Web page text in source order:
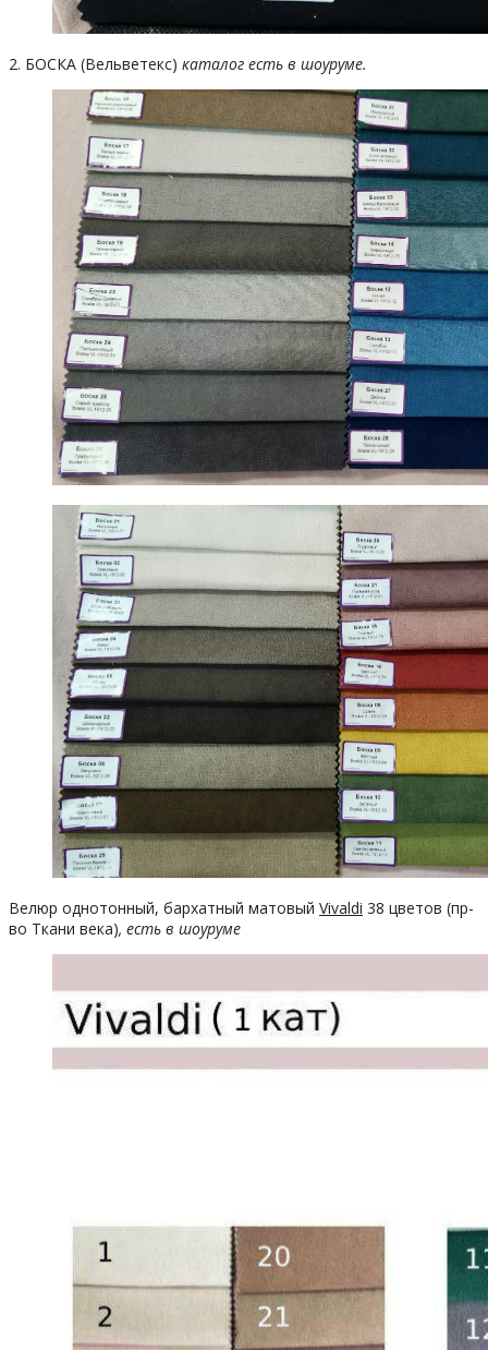
2. БОСКА (Вельветекс) каталог есть в шоуруме.
Велюр однотонный, бархатный матовый Vivaldi 38 цветов (пр-
во Ткани века), есть в шоуруме